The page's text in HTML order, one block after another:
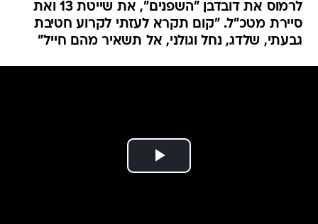
לרמוס את דובדבן "השפנים", את שייטת 13 ואת
סיירת מטכ"ל. "קום תקרא לעזתי לקרוע חטיבת
גבעתי, שלדג, נחל וגולני, אל תשאיר מהם חייל"